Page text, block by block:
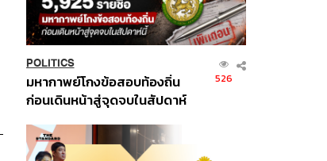
POLITICS
มหากาพย์โกงข้อสอบท้องถิ่น
ก่อนเดินหน้าสู่จุดจบในสัปดาห์
526